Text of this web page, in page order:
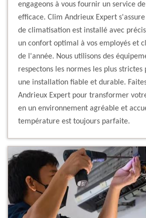
engageons à vous fournir un service
efficace. Clim Andrieux Expert
de climatisation est installé avec
un confort optimal à vos employés et
de l'année. Nous utilisons des
respectons les normes les plus
une installation fiable et durable.
Andrieux Expert pour transformer
en un environnement agréable et
température est toujours parfaite.